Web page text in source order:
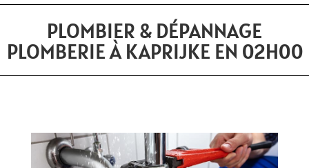
PLOMBIER & DÉPANNAGE
PLOMBERIE À KAPRIJKE EN 02H00